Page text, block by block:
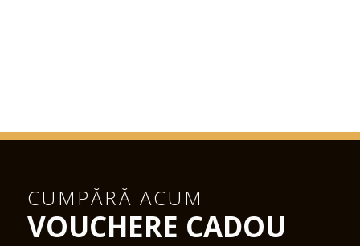
CUMPĂRĂ ACUM
VOUCHERE CADOU